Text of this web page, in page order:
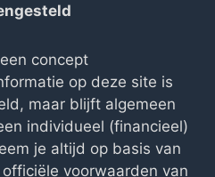
concept
op deze site is
maar blijft algemeen
individueel (financieel)
je altijd op basis van
voorwaarden van